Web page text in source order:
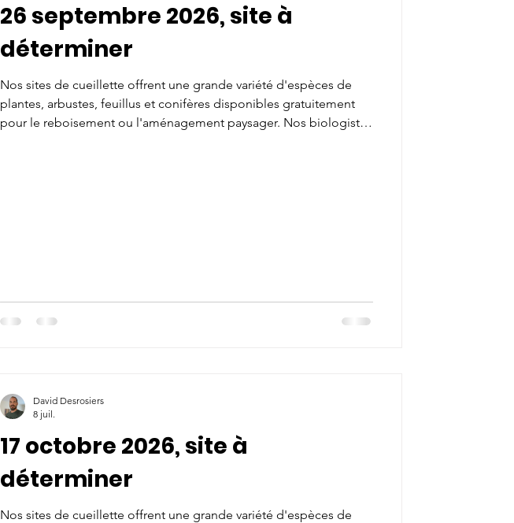
26 septembre 2026, site à
déterminer
Nos sites de cueillette offrent une grande variété d'espèces de
plantes, arbustes, feuillus et conifères disponibles gratuitement
pour le reboisement ou l'aménagement paysager. Nos biologistes
17 octobre 2026, site à
déterminer
Nos sites de cueillette offrent une grande variété d'espèces de
David Desrosiers
8 juil.